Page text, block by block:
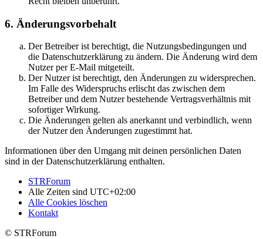
6. Änderungsvorbehalt
Der Betreiber ist berechtigt, die Nutzungsbedingungen und
die Datenschutzerklärung zu ändern. Die Änderung wird dem
Nutzer per E-Mail mitgeteilt.
Der Nutzer ist berechtigt, den Änderungen zu widersprechen.
Im Falle des Widerspruchs erlischt das zwischen dem
Betreiber und dem Nutzer bestehende Vertragsverhältnis mit
sofortiger Wirkung.
Die Änderungen gelten als anerkannt und verbindlich, wenn
der Nutzer den Änderungen zugestimmt hat.
Informationen über den Umgang mit deinen persönlichen Daten
sind in der Datenschutzerklärung enthalten.
STRForum
Alle Zeiten sind UTC+02:00
Alle Cookies löschen
Kontakt
© STRForum